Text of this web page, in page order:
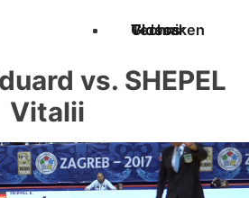
Techniken
Videos
Glossar
vs. SHEPEL
Vitalii